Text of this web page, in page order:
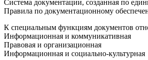
Система документации, созданная по
Правила по документационному
К специальным функциям документов
Информационная и коммуникативная
Правовая и организационная
Информационная и социально-культурная